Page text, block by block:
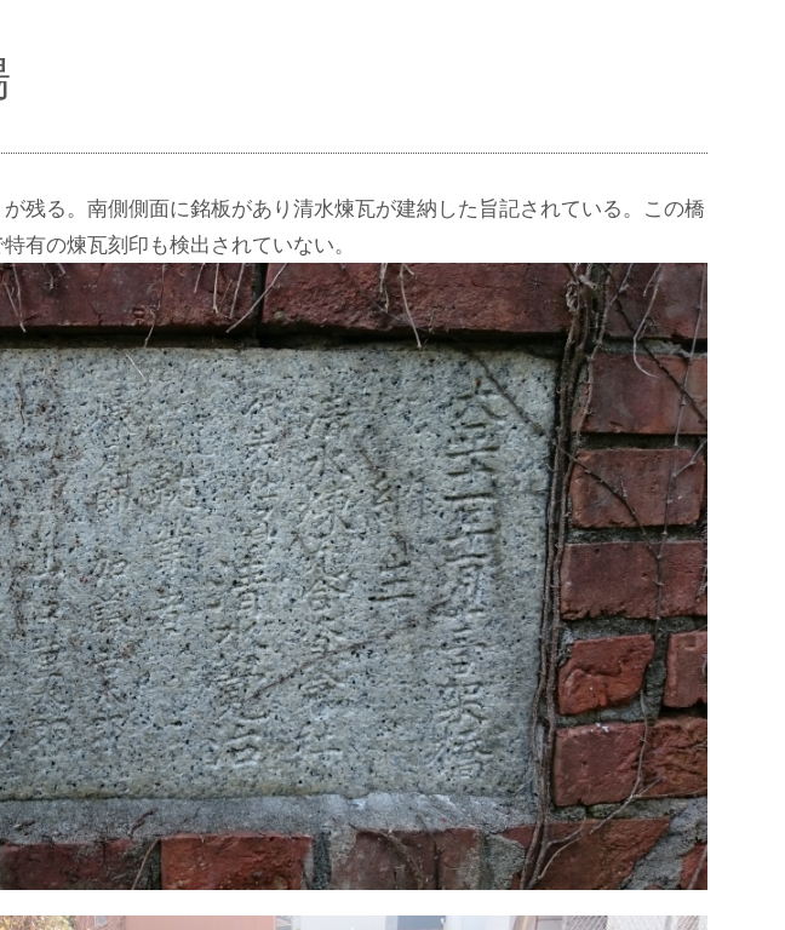
残る。南側側面に銘板があり清水煉瓦が建納した旨記されている。この橋
有の煉瓦刻印も検出されていない。